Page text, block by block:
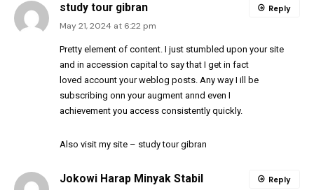
study tour gibran
May 21, 2024 at 6:22 pm
Pretty element of content. I just stumbled upon your site
and in accession capital to say that I get in fact
loved account your weblog posts. Any way I ill be
subscribing onn your augment annd even I
achievement you access consistently quickly.
Also visit my site – study tour gibran
Reply
Jokowi Harap Minyak Stabil Reply